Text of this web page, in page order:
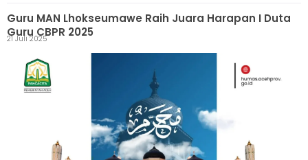
Guru MAN Lhokseumawe Raih Juara Harapan I Duta
Guru CBPR 2025
21 Juli 2025